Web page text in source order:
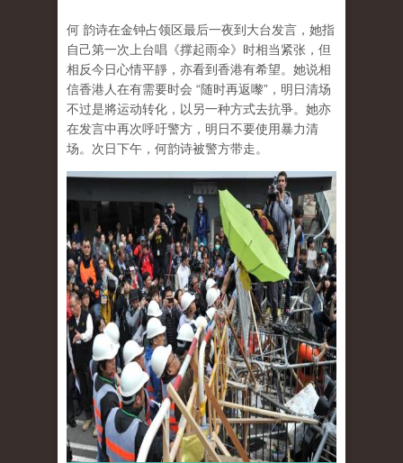
何 韵诗在金钟占领区最后一夜到大台发言，她指
自己第一次上台唱《撑起雨伞》时相当紧张，但
相反今日心情平靜，亦看到香港有希望。她说相
信香港人在有需要时会 “随时再返嚟”，明日清场
不过是將运动转化，以另一种方式去抗爭。她亦
在发言中再次呼吁警方，明日不要使用暴力清
场。次日下午，何韵诗被警方带走。